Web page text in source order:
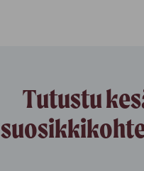
Tutustu